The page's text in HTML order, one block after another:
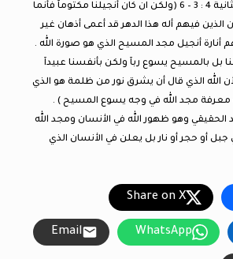
في رسالة كورنتوس الثانية 4 : 3 – 6 (ولكن ان كان أنجيلنا مكتومآ فأنما
الذين فيهم أله هذا الدهر قد أعمى أذهان غير
أنارة أنجيل مجد المسيح الذي هو صورة الله .
بل بالمسيح يسوع ربآ ولكن بأنفسنا عبيدآ
الله الذي قال أن يشرق نور من ظلمة هو الذي
معرفة مجد الله في وجه يسوع المسيح ) .
الحقيقي وهو ظهور الله في الأنسان ومجد الله
أو حجر أو نار بل يعلن في الأنسان الذي
Share on X
WhatsApp
Email